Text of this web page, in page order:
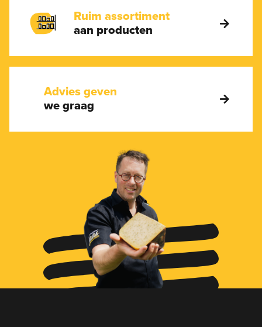
Ruim assortiment
aan producten
Advies geven
we graag